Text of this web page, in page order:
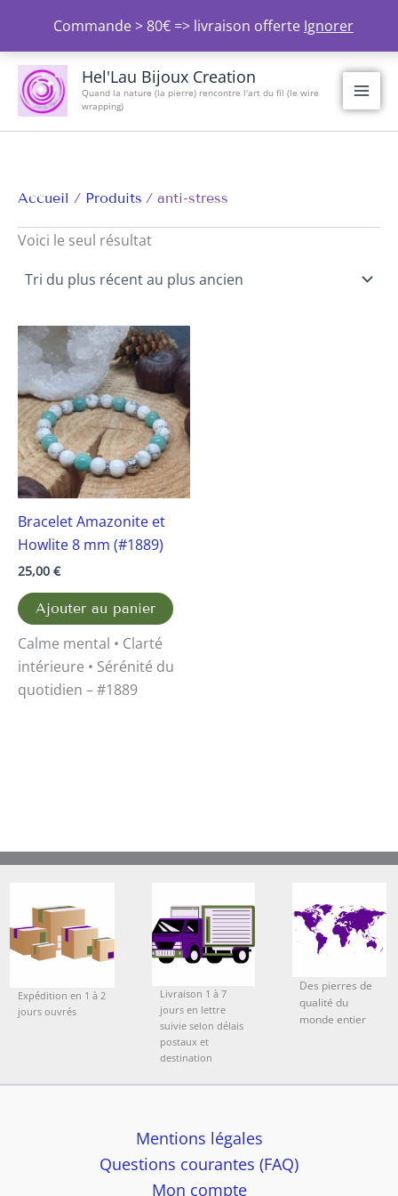
Commande > 80€ => livraison offerte Ignorer
contenu
Hel'Lau Bijoux Creation
Quand la nature (la pierre) rencontre l'art du fil (le wire
wrapping)
Accueil Produits anti-stress
Voici le seul résultat
Bracelet Amazonite et
Howlite 8 mm (#1889)
25,00 €
Ajouter au panier
Calme mental • Clarté
intérieure • Sérénité du
quotidien – #1889
Expédition en 1 à 2
jours ouvrés
Livraison 1 à 7
jours en lettre
suivie selon délais
postaux et
destination
Des pierres de
qualité du
monde entier
Mentions légales
Questions courantes (FAQ)
Mon compte